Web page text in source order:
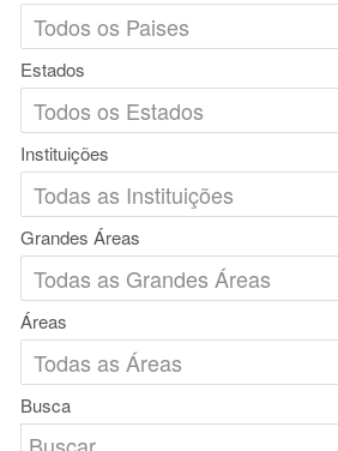
Estados
Instituições
Grandes Áreas
Áreas
Busca